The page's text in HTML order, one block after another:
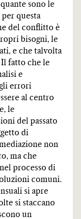
sono le
questa
del conflitto è
bisogni, le
e che talvolta
fatto che le
e
errori
al centro
le
del passato
di
non
ma che
processo di
comuni.
si apre
si staccano
un